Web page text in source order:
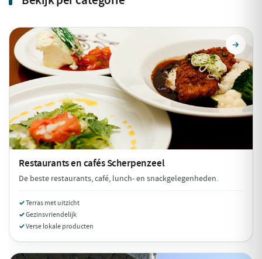
Restaurants en cafésScherpenzeel
De beste restaurants, café, lunch- en snackgelegenheden.
Terras met uitzicht
Gezinsvriendelijk
Verse lokale producten